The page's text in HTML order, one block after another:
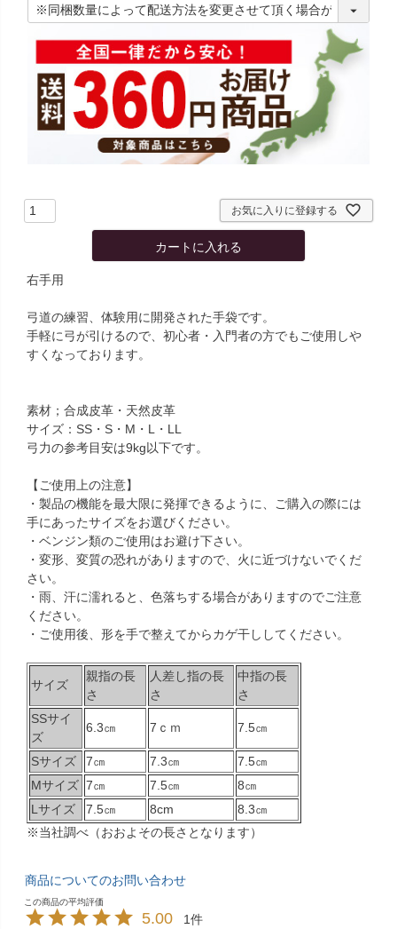
必
お気に入りに登録する
カートに入れる
右手用
弓道の練習、体験用に開発された手袋です。
手軽に弓が引けるので、初心者・入門者の方でもご使用しや
すくなっております。
素材；合成皮革・天然皮革
サイズ：SS・S・M・L・LL
弓力の参考目安は9kg以下です。
【ご使用上の注意】
・製品の機能を最大限に発揮できるように、ご購入の際には
手にあったサイズをお選びください。
・ベンジン類のご使用はお避け下さい。
・変形、変質の恐れがありますので、火に近づけないでくだ
さい。
・雨、汗に濡れると、色落ちする場合がありますのでご注意
ください。
・ご使用後、形を手で整えてからカゲ干ししてください。
サイズ
親指の長
さ
人差し指の長
さ
中指の長
さ
SSサイ
ズ
6.3㎝ 7ｃｍ 7.5㎝
Sサイズ 7㎝ 7.3㎝
7.5㎝
Mサイズ 7㎝ 7.5㎝
8㎝
Lサイズ
7.5㎝ 8cm
8.3㎝
※当社調べ（おおよその長さとなります）
商品についてのお問い合わせ
5.00 1